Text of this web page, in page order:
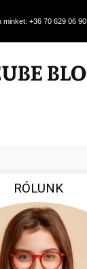
minket: +36 70 629 06 90
RÓLUNK